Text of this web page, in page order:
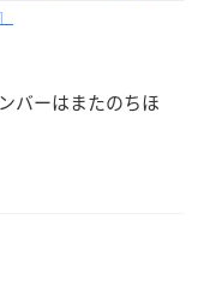
バーはまたのちほ